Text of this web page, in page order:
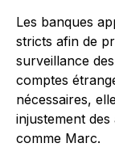
Les banques
stricts afin de
surveillance
comptes
nécessaires,
injustement
comme Marc.